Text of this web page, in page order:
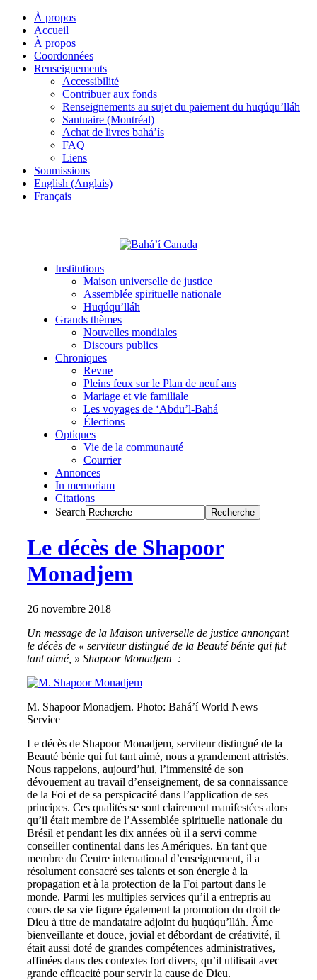
À propos
Accueil
À propos
Coordonnées
Renseignements
Accessibilité
Contribuer aux fonds
Renseignements au sujet du paiement du huqúqu’lláh
Santuaire (Montréal)
Achat de livres bahá’ís
FAQ
Liens
Soumissions
English (Anglais)
Français
Institutions
Maison universelle de justice
Assemblée spirituelle nationale
Huqúqu’lláh
Grands thèmes
Nouvelles mondiales
Discours publics
Chroniques
Revue
Pleins feux sur le Plan de neuf ans
Mariage et vie familiale
Les voyages de ‘Abdu’l-Bahá
Élections
Optiques
Vie de la communauté
Courrier
Annonces
In memoriam
Citations
Search
Le décès de Shapoor
Monadjem
26 novembre 2018
Un message de la Maison universelle de justice annonçant
le décès de « serviteur distingué de la Beauté bénie qui fut
tant aimé, » Shapoor Monadjem :
M. Shapoor Monadjem. Photo: Bahá’í World News
Service
Le décès de Shapoor Monadjem, serviteur distingué de la
Beauté bénie qui fut tant aimé, nous a grandement attristés.
Nous rappelons, aujourd’hui, l’immensité de son
dévouement au travail d’enseignement, de sa connaissance
de la Foi et de sa perspicacité dans l’application de ses
principes. Ces qualités se sont clairement manifestées alors
qu’il était membre de l’Assemblée spirituelle nationale du
Brésil et pendant les dix années où il a servi comme
conseiller continental dans les Amériques. En tant que
membre du Centre international d’enseignement, il a
résolument consacré ses talents et son énergie à la
propagation et à la protection de la Foi partout dans le
monde. Parmi les multiples services qu’il a entrepris au
cours de sa vie figure également la promotion du droit de
Dieu à titre de mandataire adjoint du ḥuqúqu’lláh. Âme
bienveillante et douce, jovial et débordant de créativité, il
était aussi doté de grandes compétences administratives,
affinées dans des contextes fort divers, qu’il utilisait avec
grande efficacité pour servir la cause de Dieu.